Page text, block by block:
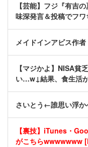
【芸能】フジ『有吉
味深発言＆投稿でフ
メイドインアビス作
【マジかよ】NISA貧
い…w↓結果、食生活
さいとう←誰思い浮か
【裏技】iTunes・
がこちらwwwwwww